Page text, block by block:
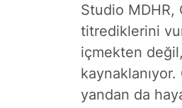
Studio MDHR,
titrediklerini
içmekten
yandan da